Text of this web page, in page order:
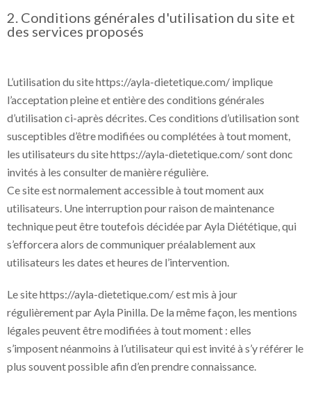
2. Conditions générales d'utilisation du site et
des services proposés
L’utilisation du site https://ayla-dietetique.com/ implique
l’acceptation pleine et entière des conditions générales
d’utilisation ci-après décrites. Ces conditions d’utilisation sont
susceptibles d’être modifiées ou complétées à tout moment,
les utilisateurs du site https://ayla-dietetique.com/ sont donc
invités à les consulter de manière régulière.
Ce site est normalement accessible à tout moment aux
utilisateurs. Une interruption pour raison de maintenance
technique peut être toutefois décidée par Ayla Diététique, qui
s’efforcera alors de communiquer préalablement aux
utilisateurs les dates et heures de l’intervention.
Le site https://ayla-dietetique.com/ est mis à jour
régulièrement par Ayla Pinilla. De la même façon, les mentions
légales peuvent être modifiées à tout moment : elles
s’imposent néanmoins à l’utilisateur qui est invité à s’y référer le
plus souvent possible afin d’en prendre connaissance.